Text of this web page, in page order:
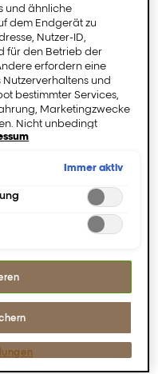
Longer]
mit dünnen
und ähnliche
dem Endgerät zu
Nutzer-ID,
für den Betrieb der
erfordern eine
Nutzerverhaltens und
bestimmter Services,
Marketingzwecke
Nicht unbedingt
akzeptiert ("Alle
der
kann jederzeit unter dem
werden. Für weitere
Immer aktiv